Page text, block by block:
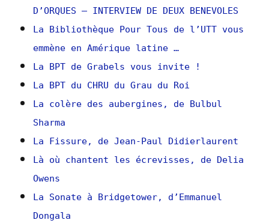
D’ORQUES – INTERVIEW DE DEUX BENEVOLES
La Bibliothèque Pour Tous de l’UTT vous
emmène en Amérique latine …
La BPT de Grabels vous invite !
La BPT du CHRU du Grau du Roi
La colère des aubergines, de Bulbul
Sharma
La Fissure, de Jean-Paul Didierlaurent
Là où chantent les écrevisses, de Delia
Owens
La Sonate à Bridgetower, d’Emmanuel
Dongala